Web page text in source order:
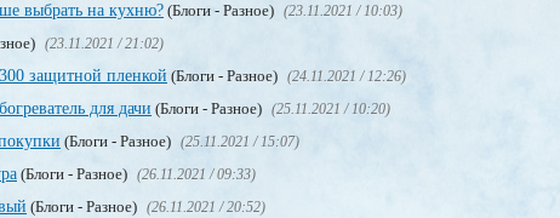
выбрать на кухню? (Блоги - Разное) (23.11.2021 / 10:03)
(23.11.2021 / 21:02)
защитной пленкой (Блоги - Разное) (24.11.2021 / 12:26)
для дачи (Блоги - Разное) (25.11.2021 / 10:20)
(Блоги - Разное) (25.11.2021 / 15:07)
(Блоги - Разное) (26.11.2021 / 09:33)
(Блоги - Разное) (26.11.2021 / 20:52)